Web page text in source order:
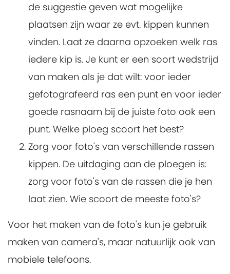
de suggestie geven wat mogelijke
plaatsen zijn waar ze evt. kippen kunnen
vinden. Laat ze daarna opzoeken welk ras
iedere kip is. Je kunt er een soort wedstrijd
van maken als je dat wilt: voor ieder
gefotografeerd ras een punt en voor ieder
goede rasnaam bij de juiste foto ook een
punt. Welke ploeg scoort het best?
Zorg voor foto's van verschillende rassen
kippen. De uitdaging aan de ploegen is:
zorg voor foto's van de rassen die je hen
laat zien. Wie scoort de meeste foto's?
Voor het maken van de foto's kun je gebruik
maken van camera's, maar natuurlijk ook van
mobiele telefoons.